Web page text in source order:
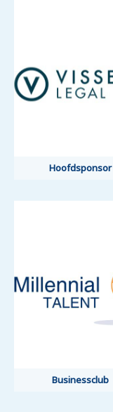
Hoofdsponsor
Hoofdsponsor
Businessclub
Businessclub